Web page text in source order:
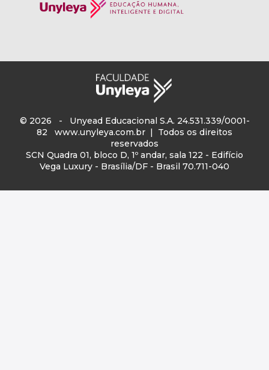
© 2026 - Unyead Educacional S.A. 24.531.339/0001-
82 www.unyleya.com.br | Todos os direitos
reservados
SCN Quadra 01, bloco D, 1º andar, sala 122 - Edifício
Vega Luxury - Brasília/DF - Brasil 70.711-040